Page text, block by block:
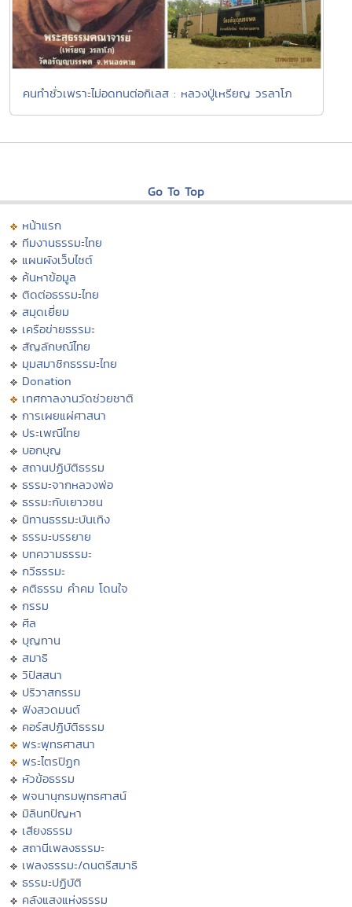
คนทำชั่วเพราะไม่อดทนต่อกิเลส : หลวงปู่เหรียญ วรลาโภ
Go To Top
หน้าแรก
ทีมงานธรรมะไทย
แผนผังเว็บไซต์
ค้นหาข้อมูล
ติดต่อธรรมะไทย
สมุดเยี่ยม
เครือข่ายธรรมะ
สัญลักษณ์ไทย
มุมสมาชิกธรรมะไทย
Donation
เทศกาลงานวัดช่วยชาติ
การเผยแผ่ศาสนา
ประเพณีไทย
บอกบุญ
สถานปฏิบัติธรรม
ธรรมะจากหลวงพ่อ
ธรรมะกับเยาวชน
นิทานธรรมะบันเทิง
ธรรมะบรรยาย
บทความธรรมะ
กวีธรรมะ
คติธรรม คำคม โดนใจ
กรรม
ศีล
บุญทาน
สมาธิ
วิปัสสนา
ปริวาสกรรม
ฟังสวดมนต์
คอร์สปฏิบัติธรรม
พระพุทธศาสนา
พระไตรปิฏก
หัวข้อธรรม
พจนานุกรมพุทธศาสน์
มิลินทปัญหา
เสียงธรรม
สถานีเพลงธรรมะ
เพลงธรรมะ/ดนตรีสมาธิ
ธรรมะปฏิบัติ
คลังแสงแห่งธรรม